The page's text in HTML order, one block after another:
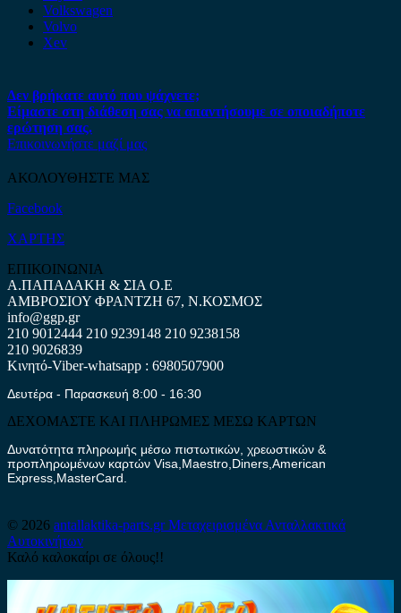
Volkswagen
Volvo
Xev
Δεν βρήκατε αυτό που ψάχνετε;
Είμαστε στη διάθεση σας να απαντήσουμε σε οποιαδήποτε
ερώτηση σας.
Επικοινωνήστε μαζί μας
ΑΚΟΛΟΥΘΗΣΤΕ ΜΑΣ
Facebook
ΧΑΡΤΗΣ
ΕΠΙΚΟΙΝΩΝΙΑ
Α.ΠΑΠΑΔΑΚΗ & ΣΙΑ Ο.Ε
ΑΜΒΡΟΣΙΟΥ ΦΡΑΝΤΖΗ 67, Ν.ΚΟΣΜΟΣ
info@ggp.gr
210 9012444 210 9239148 210 9238158
210 9026839
Κινητό-Viber-whatsapp : 6980507900
Δευτέρα - Παρασκευή 8:00 - 16:30
ΔΕΧΟΜΑΣΤΕ ΚΑΙ ΠΛΗΡΩΜΕΣ ΜΕΣΩ ΚΑΡΤΩΝ
Δυνατότητα πληρωμής μέσω πιστωτικών, χρεωστικών &
προπληρωμένων καρτών Visa,Maestro,Diners,American
Express,MasterCard.
© 2026 antallaktika-parts.grΜεταχειρισμένα Ανταλλακτικά
Αυτοκινήτων
Καλό καλοκαίρι σε όλους!!